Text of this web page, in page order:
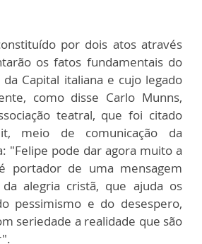
por dois atos através
os fatos fundamentais do
Capital italiana e cujo legado
como disse Carlo Munns,
teatral, que foi citado
meio de comunicação da
"Felipe pode dar agora muito a
portador de uma mensagem
alegria cristã, que ajuda os
pessimismo e do desespero,
seriedade a realidade que são